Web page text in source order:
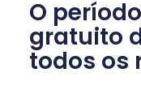
O
gratuito
todos os